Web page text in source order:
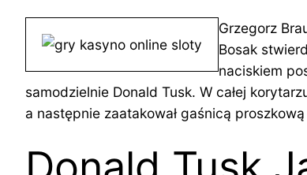
Grzegorz
Bosak
naciskiem
samodzielnie Donald Tusk. W całej
a następnie zaatakował gaśnicą